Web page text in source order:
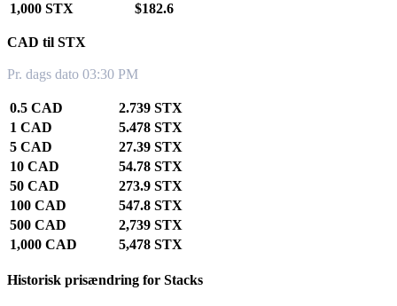
1,000 STX
$182.6
CAD til STX
Pr. dags dato 03:30 PM
0.5 CAD
2.739 STX
1 CAD
5.478 STX
5 CAD
27.39 STX
10 CAD
54.78 STX
50 CAD
273.9 STX
100 CAD
547.8 STX
500 CAD
2,739 STX
1,000 CAD
5,478 STX
Historisk prisændring for Stacks